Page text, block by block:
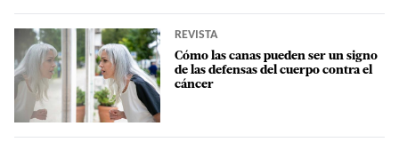
REVISTA
Cómo las canas pueden ser un signo
de las defensas del cuerpo contra el
cáncer